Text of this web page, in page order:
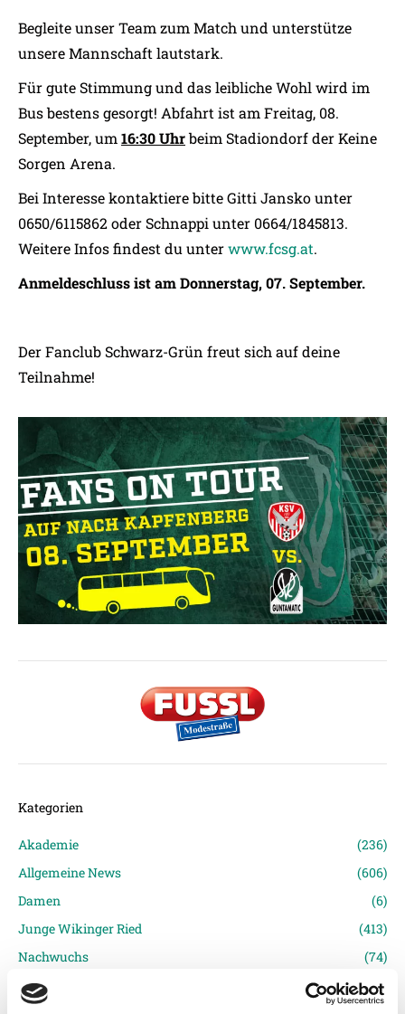
Begleite unser Team zum Match und unterstütze
unsere Mannschaft lautstark.
Für gute Stimmung und das leibliche Wohl wird im
Bus bestens gesorgt! Abfahrt ist am Freitag, 08.
September, um 16:30 Uhrbeim Stadiondorf der Keine
Sorgen Arena.
Bei Interesse kontaktiere bitte Gitti Jansko unter
0650/6115862 oder Schnappi unter 0664/1845813.
Weitere Infos findest du unterwww.fcsg.at.
Anmeldeschluss ist am Donnerstag, 07. September.
Der Fanclub Schwarz-Grün freut sich auf deine
Teilnahme!
Kategorien
Akademie
(236)
Allgemeine News
(606)
Damen
(6)
Junge Wikinger Ried
(413)
Nachwuchs
(74)
Profis
(1316)